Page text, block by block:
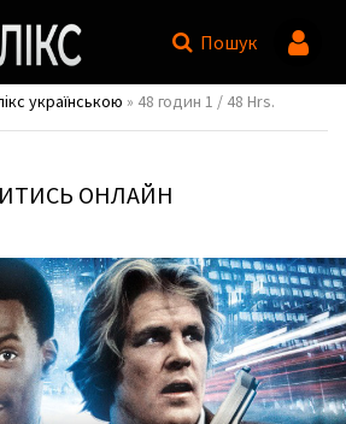
Пошук
українською » 48 годин 1 / 48 Hrs.
ОНЛАЙН